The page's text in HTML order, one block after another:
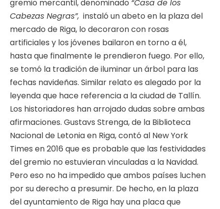
gremio mercantil, denominado “Casa de los
Cabezas Negras”, instaló un abeto en la plaza del
mercado de Riga, lo decoraron con rosas
artificiales y los jóvenes bailaron en torno a él,
hasta que finalmente le prendieron fuego. Por ello,
se tomó la tradición de iluminar un árbol para las
fechas navideñas. Similar relato es alegado por la
leyenda que hace referencia a la ciudad de Tallín.
Los historiadores han arrojado dudas sobre ambas
afirmaciones. Gustavs Strenga, de la Biblioteca
Nacional de Letonia en Riga, contó al New York
Times en 2016 que es probable que las festividades
del gremio no estuvieran vinculadas a la Navidad.
Pero eso no ha impedido que ambos países luchen
por su derecho a presumir. De hecho, en la plaza
del ayuntamiento de Riga hay una placa que